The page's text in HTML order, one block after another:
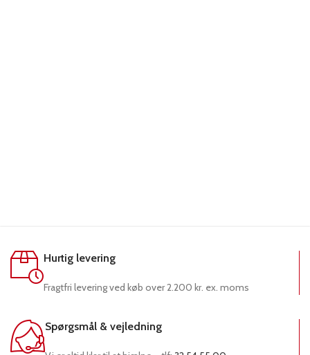
Hurtig levering
Fragtfri levering ved køb over 2.200 kr. ex. moms
Spørgsmål & vejledning